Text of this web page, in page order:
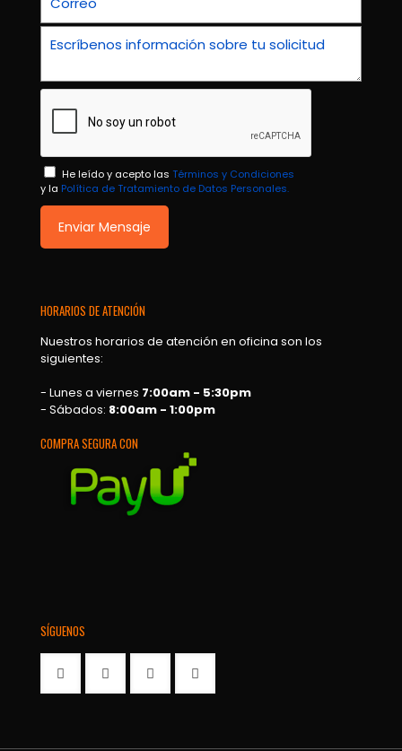
He leído y acepto las Términos y Condiciones
y la Política de Tratamiento de Datos Personales.
HORARIOS DE ATENCIÓN
Nuestros horarios de atención en oficina son los
siguientes:
- Lunes a viernes 7:00am - 5:30pm
- Sábados: 8:00am - 1:00pm
COMPRA SEGURA CON
SÍGUENOS